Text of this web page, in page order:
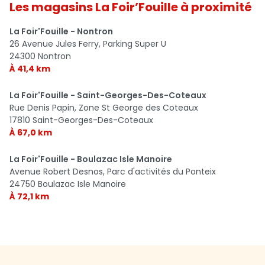
Les magasins La Foir’Fouille à proximité
La Foir'Fouille - Nontron
26 Avenue Jules Ferry, Parking Super U
24300 Nontron
À 41,4 km
La Foir'Fouille - Saint-Georges-Des-Coteaux
Rue Denis Papin, Zone St George des Coteaux
17810 Saint-Georges-Des-Coteaux
À 67,0 km
La Foir'Fouille - Boulazac Isle Manoire
Avenue Robert Desnos, Parc d'activités du Ponteix
24750 Boulazac Isle Manoire
À 72,1 km